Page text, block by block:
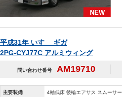
NEW
平成31年 いすゞ ギガ
2PG-CYJ77C アルミウィング
問い合わせ番号 AM19710
主要装備 4軸低床 後輪エアサス スムーサー